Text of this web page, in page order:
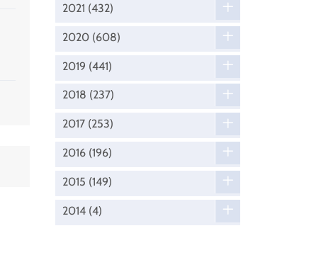
2021 (432)
2020 (608)
2019 (441)
2018 (237)
2017 (253)
2016 (196)
2015 (149)
2014 (4)